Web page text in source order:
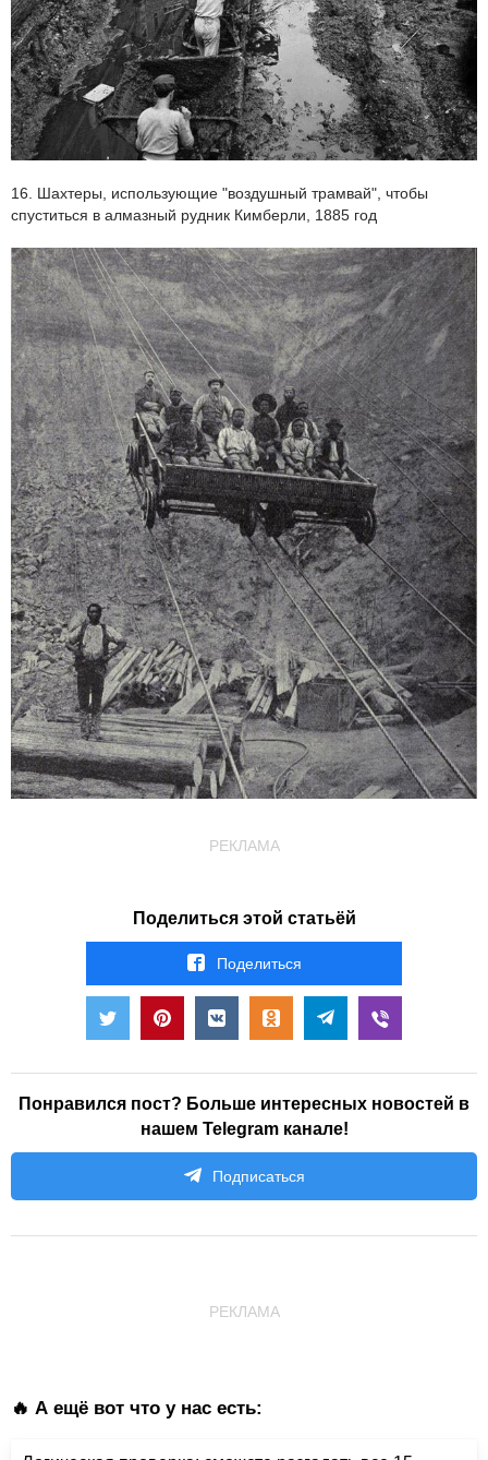
16. Шахтеры, использующие "воздушный трамвай", чтобы
спуститься в алмазный рудник Кимберли, 1885 год
РЕКЛАМА
Поделиться этой статьёй
Поделиться
Понравился пост? Больше интересных новостей в
нашем Telegram канале!
Подписаться
РЕКЛАМА
🔥 А ещё вот что у нас есть: